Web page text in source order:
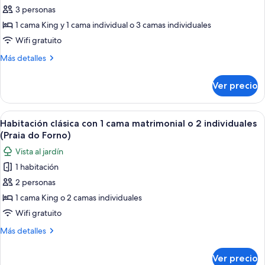
Atalaia)
(Prainhas
do
do
Atalaia)
Habitación
clásica
con
1
o
individuales
(Praia
dos
Anjos)
3 personas
1 cama King y 1 cama individual o 3 camas individuales
Wifi gratuito
Más detalles
Más
clásica
con
1
cama
matrimonial
o
2
individuales
(Praia
dos
Ver precio
Abrir
todas
las
fotos
de
Habitación
clásica
con
1
Una cama bien hecha con edredón
8
Habitación clásica con 1 cama matrimonial o 2 individuales
(Praia do Forno)
Vista al jardín
1 habitación
2 personas
1 cama King o 2 camas individuales
Wifi gratuito
Más detalles
Más
Ver precio